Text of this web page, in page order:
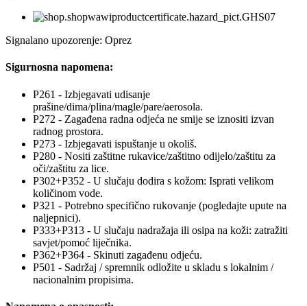
Signalano upozorenje: Oprez
Sigurnosna napomena:
P261 - Izbjegavati udisanje
prašine/dima/plina/magle/pare/aerosola.
P272 - Zagađena radna odjeća ne smije se iznositi izvan
radnog prostora.
P273 - Izbjegavati ispuštanje u okoliš.
P280 - Nositi zaštitne rukavice/zaštitno odijelo/zaštitu za
oči/zaštitu za lice.
P302+P352 - U slučaju dodira s kožom: Isprati velikom
količinom vode.
P321 - Potrebno specifično rukovanje (pogledajte upute na
naljepnici).
P333+P313 - U slučaju nadražaja ili osipa na koži: zatražiti
savjet/pomoć liječnika.
P362+P364 - Skinuti zagađenu odjeću.
P501 - Sadržaj / spremnik odložite u skladu s lokalnim /
nacionalnim propisima.